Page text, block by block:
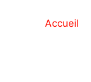
Accueil